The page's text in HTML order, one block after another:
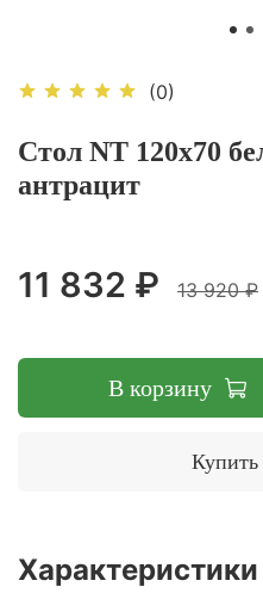
(0)
Стол NT 120x70
антрацит
11 832 ₽ 13 920 ₽
В корзину
Характеристики